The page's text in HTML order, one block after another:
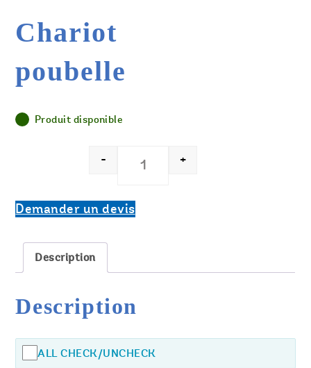
Chariot
poubelle
Produit disponible
- +
Demander un devis
Description
Description
ALL CHECK/UNCHECK